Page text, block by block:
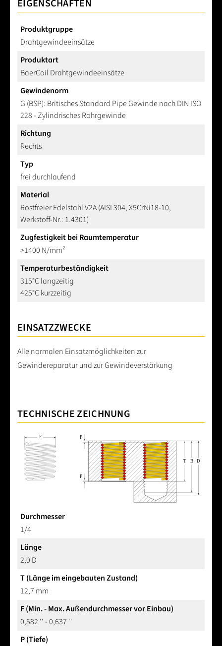
EIGENSCHAFTEN
Produktgruppe
Drahtgewindeeinsätze
Produktart
BaerCoil Drahtgewindeeinsätze
Gewindenorm
G (BSP): Britisches Standard Pipe Gewinde nach DIN ISO
228 - Zylindrisches Rohrgewinde
Richtung
Rechts
Typ
frei durchlaufend
Material
Rostfreier Edelstahl V2A (AISI 304, X5CrNi18-10,
Werkstoff-Nr.: 1.4301)
Zugfestigkeit bei Raumtemperatur
>1400 N/mm²
Temperaturbeständigkeit
315°C langzeitig
425°C kurzzeitig
EINSATZZWECKE
Alle normalen Einsatzmöglichkeiten zur
Gewindereparatur und zur Gewindeverstärkung
TECHNISCHE ZEICHNUNG
Durchmesser
1/4
Länge
2,0 D
T (Länge im eingebauten Zustand)
12,7 mm
F (Min. - Max. Außendurchmesser vor Einbau)
0,582 '' - 0,637 ''
P (Tiefe)